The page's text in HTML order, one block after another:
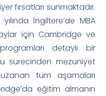
fırsatları sunmaktadır.
İngiltere’de MBA
için Cambridge ve
detaylı bir
sürecinden mezuniyet
tüm aşamaları
eğitim almanın